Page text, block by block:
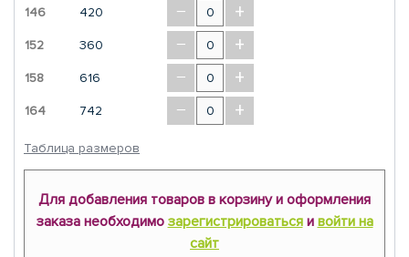
146 420 − +
152 360 − +
158 616 − +
164 742 − +
Таблица размеров
Для добавления товаров в корзину и оформления
заказа необходимо зарегистрироватьсяи войти на
сайт